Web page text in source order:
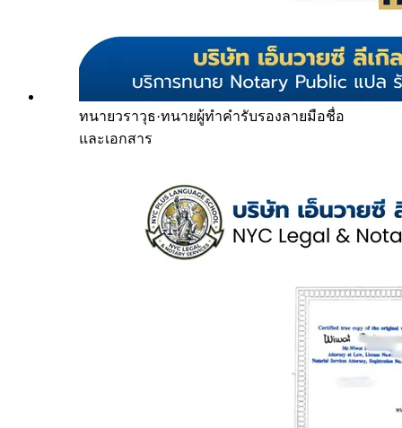
ทนายวราวุธ·ทนายผู้ทำคำรับรองลายมือชื่อ
และเอกสาร